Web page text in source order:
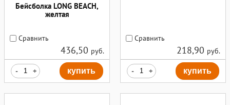
Бейсболка LONG BEACH,
желтая
Сравнить
436,50 руб.
- + купить
Сравнить
218,90 руб.
- + купить